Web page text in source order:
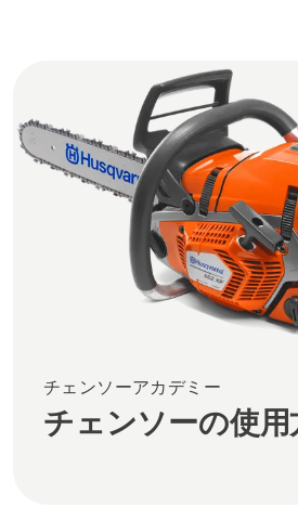
チェンソーアカデミー
チェンソーの使